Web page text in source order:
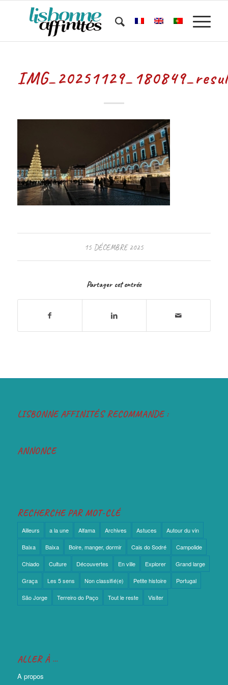
15 DÉCEMBRE 2025
Partager cet entrée
LISBONNE AFFINITÉS RECOMMANDE :
ANNONCE
RECHERCHE PAR MOT-CLÉ
Ailleurs a la une Alfama Archives Astuces Autour du vin
Baixa Baixa Boire, manger, dormir Cais do Sodré Campolide
Chiado Culture Découvertes En ville Explorer Grand large
Graça Les 5 sens Non classifié(e) Petite histoire Portugal
São Jorge Terreiro do Paço Tout le reste Visiter
ALLER À …
A propos